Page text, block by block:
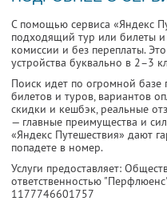
С помощью сервиса «Яндекс
подходящий тур или билеты
комиссии и без переплаты.
устройства буквально в 2–3
Поиск идет по огромной
билетов и туров, вариантов
скидки и кешбэк, реальные
— главные преимущества и
«Яндекс Путешествия» дают
попадете в номер.
Услуги предоставляет:
ответственностью
1177746601757